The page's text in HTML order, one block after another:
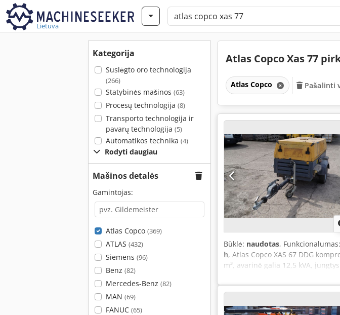
Lietuva
Kategorija
Suslėgto oro technologija
(266)
Statybinės mašinos (63)
Procesų technologija (8)
Transporto technologija ir
pavarų technologija (5)
Automatikos technika (4)
Rodyti daugiau
Mašinos detalės
Gamintojas:
Atlas Copco (369)
ATLAS (432)
Siemens (96)
Benz (82)
Mercedes-Benz (82)
MAN (69)
FANUC (65)
Atlas Copco Xas 77
Atlas Copco Pašalinti
Būklė: naudotas, Funkcionalumas:
h, Atlas Copco XAS 67 DDG
m³, avarinė galia 12,5 kVA,